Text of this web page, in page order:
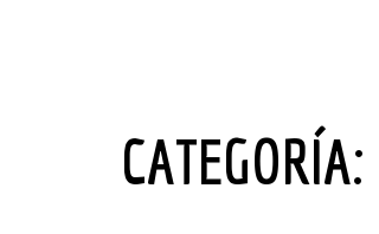
CATEGORÍA: